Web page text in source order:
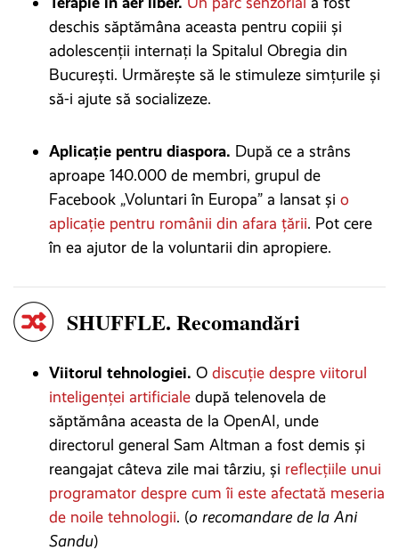
deschis săptămâna aceasta pentru copiii și
adolescenții internați la Spitalul Obregia din
București. Urmărește să le stimuleze simțurile și
să-i ajute să socializeze.
Aplicație pentru diaspora. După ce a strâns
aproape 140.000 de membri, grupul de
Facebook „Voluntari în Europa” a lansat și o
aplicație pentru românii din afara țării. Pot cere
în ea ajutor de la voluntarii din apropiere.
SHUFFLE. Recomandări
Viitorul tehnologiei. O discuție despre viitorul
inteligenței artificiale după telenovela de
săptămâna aceasta de la OpenAI, unde
directorul general Sam Altman a fost demis și
reangajat câteva zile mai târziu, și reflecțiile unui
programator despre cum îi este afectată meseria
de noile tehnologii. (o recomandare de la Ani
Sandu)